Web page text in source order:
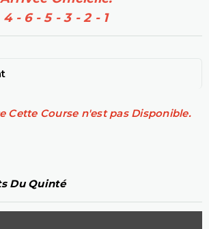
4 - 6 - 5 - 3 - 2 - 1
Cette Course n'est pas Disponible.
Du Quinté